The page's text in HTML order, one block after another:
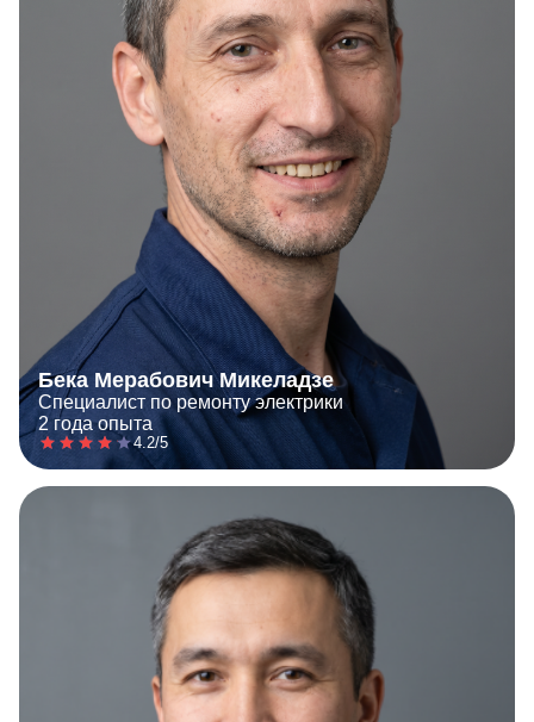
Бека Мерабович Микеладзе
Специалист по ремонту электрики
2 года опыта
4.2/5